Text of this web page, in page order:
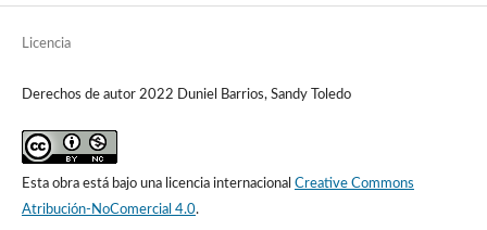
Licencia
Derechos de autor 2022 Duniel Barrios, Sandy Toledo
Esta obra está bajo una licencia internacional Creative Commons
Atribución-NoComercial 4.0.